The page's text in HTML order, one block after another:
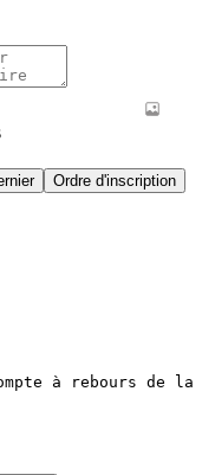
Ordre d'inscription
à rebours de